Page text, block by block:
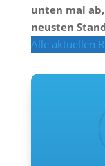
unten mal
neusten
Alle aktuellen